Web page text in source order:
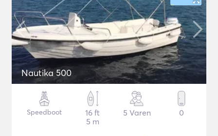
Nautika 500
Speedboot
16 ft
5 m
5 Varen 0